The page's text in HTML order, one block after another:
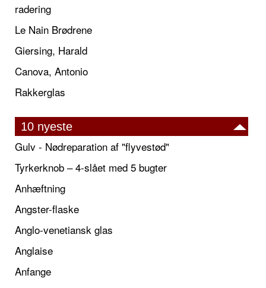
radering
Le Nain Brødrene
Giersing, Harald
Canova, Antonio
Rakkerglas
10 nyeste
Gulv - Nødreparation af "flyvestød"
Tyrkerknob – 4-slået med 5 bugter
Anhæftning
Angster-flaske
Anglo-venetiansk glas
Anglaise
Anfange